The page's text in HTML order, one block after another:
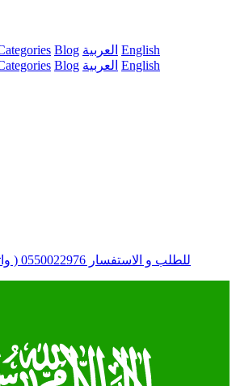
Blog العربية English
Blog العربية English
للطلب و الاستفسار 0550022976 ( واتس اب) الموقع الرياض